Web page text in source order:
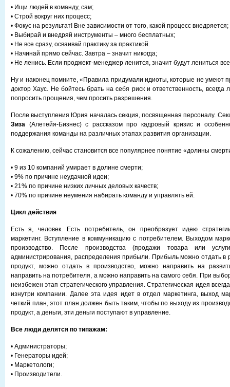
• Ищи людей в команду, сам;
• Строй вокруг них процесс;
• Фокус на результат! Вне зависимости от того, какой процесс внедряется;
• Выбирай и внедряй инструменты – много бесплатных;
• Не все сразу, осваивай практику за практикой.
• Начинай прямо сейчас. Завтра – значит никогда;
• Не ленись. Если проджект-менеджер ленится, значит будут лениться
Ну и наконец помните, «Правила придумали идиоты, которые не умеют
доктор Хаус. Не бойтесь брать на себя риск и ответственность, всегда
попросить прощения, чем просить разрешения.
После выступления Юрия началась секция, посвященная персоналу.
Зиза (Алетейя-Бизнес) с рассказом про кадровый кризис и
поддержания команды на различных этапах развития организации.
К сожалению, сейчас становится все популярнее понятие «долины
• 9 из 10 компаний умирает в долине смерти;
• 9% по причине неудачной идеи;
• 21% по причине низких личных деловых качеств;
• 70% по причине неумения набирать команду и управлять ей.
Цикл действия
Есть я, человек. Есть потребитель, он преобразует идею
маркетинг. Вступление в коммуникацию с потребителем. Выходом
производство. После производства (продажи товара или
администрирования, распределения прибыли. Прибыль можно отдать в
продукт, можно отдать в производство, можно направить на
направить на потребителя, а можно направить на самого себя. При
неизбежен этап стратегического управления. Стратегическая идея
изнутри компании. Далее эта идея идет в отдел маркетинга, выход
четкий план, этот план должен быть таким, чтобы по выходу из
продукт, а деньги, эти деньги поступают в управление.
Все люди делятся по типажам:
• Администраторы;
• Генераторы идей;
• Маркетологи;
• Производители.